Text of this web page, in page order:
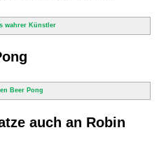
auch an Robin